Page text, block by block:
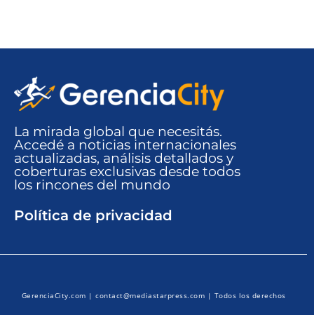
La mirada global que necesitás.
Accedé a noticias internacionales
actualizadas, análisis detallados y
coberturas exclusivas desde todos
los rincones del mundo​
Política de privacidad
GerenciaCity.com | contact@mediastarpress.com | Todos los derechos